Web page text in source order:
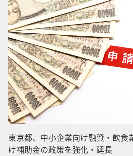
東京都、中小企業向け融資・飲食
け補助金の政策を強化・延長